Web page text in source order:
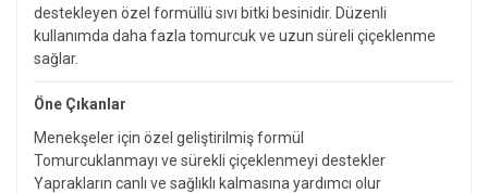
destekleyen özel formüllü sıvı bitki besinidir. Düzenli
kullanımda daha fazla tomurcuk ve uzun süreli çiçeklenme
sağlar.
Öne Çıkanlar
Menekşeler için özel geliştirilmiş formül
Tomurcuklanmayı ve sürekli çiçeklenmeyi destekler
Yaprakların canlı ve sağlıklı kalmasına yardımcı olur